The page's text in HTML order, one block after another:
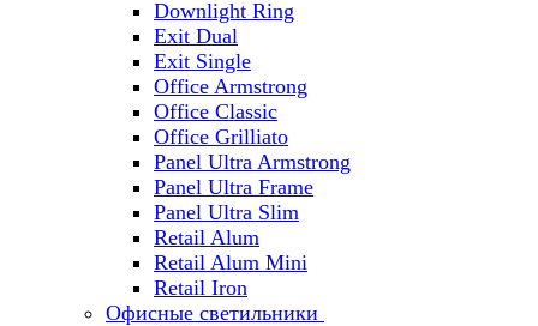
Downlight Ring
Exit Dual
Exit Single
Office Armstrong
Office Classic
Office Grilliato
Panel Ultra Armstrong
Panel Ultra Frame
Panel Ultra Slim
Retail Alum
Retail Alum Mini
Retail Iron
Офисные светильники